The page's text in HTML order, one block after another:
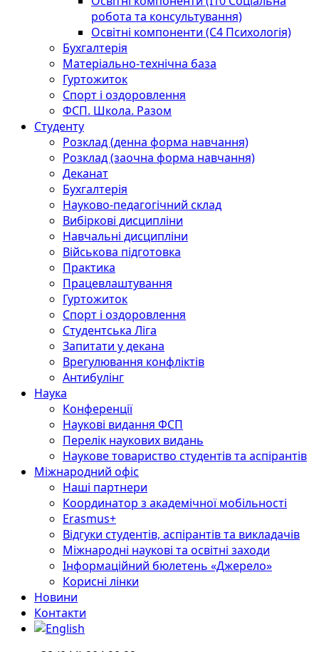
робота та консультування)
Освітні компоненти (С4 Психологія)
Бухгалтерія
Матеріально-технічна база
Гуртожиток
Спорт і оздоровлення
ФСП. Школа. Разом
Студенту
Розклад (денна форма навчання)
Розклад (заочна форма навчання)
Деканат
Бухгалтерія
Науково-педагогічний склад
Вибіркові дисципліни
Навчальні дисципліни
Військова підготовка
Практика
Працевлаштування
Гуртожиток
Спорт і оздоровлення
Студентська Ліга
Запитати у декана
Врегулювання конфліктів
Антибулінг
Наука
Конференції
Наукові видання ФСП
Перелік наукових видань
Наукове товариство студентів та аспірантів
Міжнародний офіс
Наші партнери
Координатор з академічної мобільності
Erasmus+
Відгуки студентів, аспірантів та викладачів
Міжнародні наукові та освітні заходи
Інформаційний бюлетень «Джерело»
Корисні лінки
Новини
Контакти